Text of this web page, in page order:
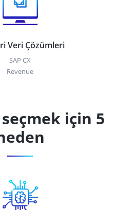
Veri Çözümleri
SAP CX
Revenue
seçmek için 5